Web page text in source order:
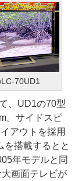
70UD1
、UD1の70型
。サイドスピ
アウトを採用
を搭載するとと
年モデルと同
画面テレビが